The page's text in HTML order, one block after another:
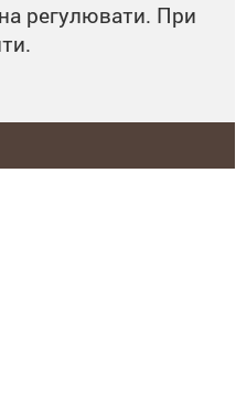
регулювати. При